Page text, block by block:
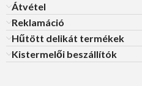
Átvétel
Reklamáció
Hűtött delikát termékek
Kistermelői beszállítók